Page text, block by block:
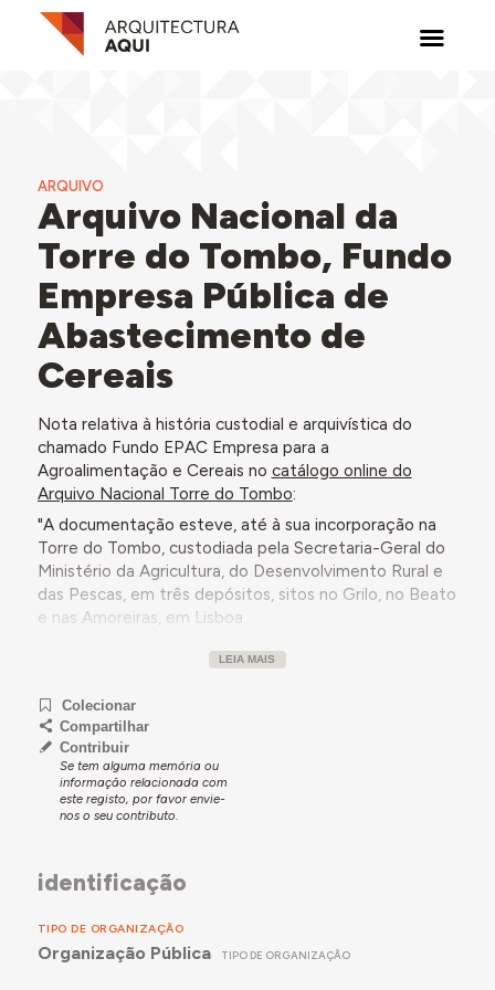
ARQUIVO
Arquivo Nacional da
Torre do Tombo, Fundo
Empresa Pública de
Abastecimento de
Cereais
Nota relativa à história custodial e arquivística do
chamado Fundo EPAC Empresa para a
Agroalimentação e Cereais no catálogo online do
Arquivo Nacional Torre do Tombo:
"A documentação esteve, até à sua incorporação na
Torre do Tombo, custodiada pela Secretaria-Geral do
Ministério da Agricultura, do Desenvolvimento Rural e
das Pescas, em três depósitos, sitos no Grilo, no Beato
e nas Amoreiras, em Lisboa.
Fonte imediata de aquisição ou transferência
em duas fases: a primeira em Abril de 2001
correspondendo à documentação que se encontrava
nos depósitos do Grilo e do Beato, e a segunda em
Outubro de 2001 vinda do depósito das Amoreiras.
Âmbito e conteúdo
transformações e integrações dos diversos
Cereais / EPAC (IC/EPAC - 10464 itens com datas de
1967 a 1999), da Federação Nacional dos Produtores
LEIA MAIS
Colecionar
Compartilhar
Contribuir
Se tem alguma memória ou
informação relacionada com
este registo, por favor envie-
nos o seu contributo.
identificação
TIPO DE ORGANIZAÇÃO
Organização Pública TIPO DE ORGANIZAÇÃO